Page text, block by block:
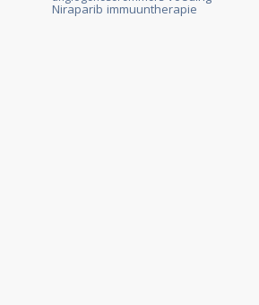
Niraparib immuuntherapie